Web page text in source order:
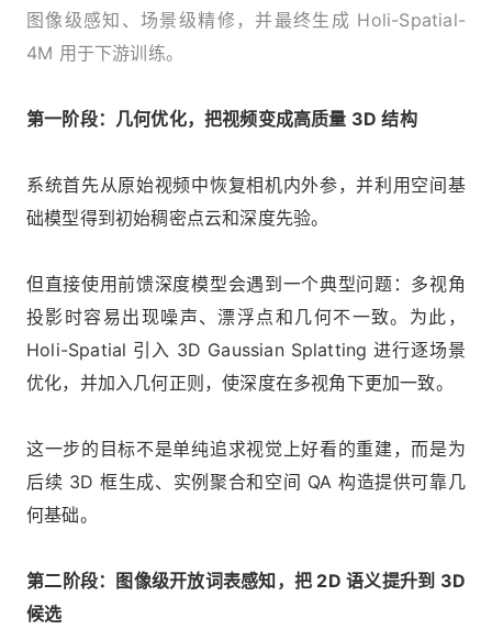
图像级感知、场景级精修，并最终生成 Holi-Spatial-
4M 用于下游训练。
第一阶段：几何优化，把视频变成高质量 3D 结构
系统首先从原始视频中恢复相机内外参，并利用空间基
础模型得到初始稠密点云和深度先验。
但直接使用前馈深度模型会遇到一个典型问题：多视角
投影时容易出现噪声、漂浮点和几何不一致。为此，
Holi-Spatial 引入 3D Gaussian Splatting 进行逐场景
优化，并加入几何正则，使深度在多视角下更加一致。
这一步的目标不是单纯追求视觉上好看的重建，而是为
后续 3D 框生成、实例聚合和空间 QA 构造提供可靠几
何基础。
第二阶段：图像级开放词表感知，把 2D 语义提升到 3D
候选